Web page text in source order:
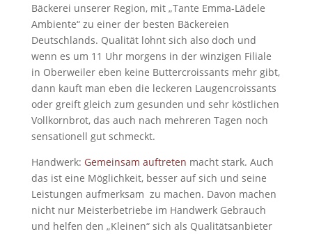
Bäckerei unserer Region, mit „Tante Emma-Lädele
Ambiente“ zu einer der besten Bäckereien
Deutschlands. Qualität lohnt sich also doch und
wenn es um 11 Uhr morgens in der winzigen Filiale
in Oberweiler eben keine Buttercroissants mehr gibt,
dann kauft man eben die leckeren Laugencroissants
oder greift gleich zum gesunden und sehr köstlichen
Vollkornbrot, das auch nach mehreren Tagen noch
sensationell gut schmeckt.
Handwerk: Gemeinsam auftreten macht stark. Auch
das ist eine Möglichkeit, besser auf sich und seine
Leistungen aufmerksam zu machen. Davon machen
nicht nur Meisterbetriebe im Handwerk Gebrauch
und helfen den „Kleinen“ sich als Qualitätsanbieter